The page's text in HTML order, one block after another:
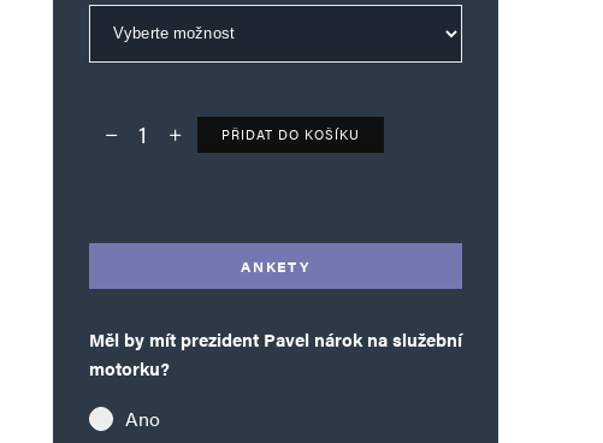
Deník TO – verze bez reklam množství
PŘIDAT DO KOŠÍKU
ANKETY
Měl by mít prezident Pavel nárok na služební
motorku?
Ano